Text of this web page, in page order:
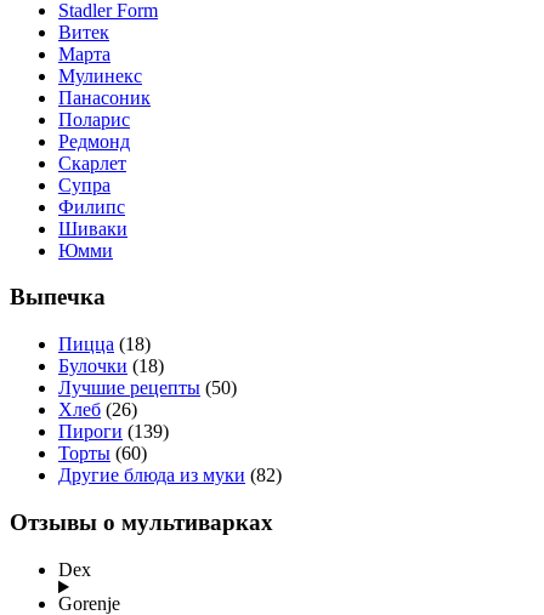
Stadler Form
Витек
Марта
Мулинекс
Панасоник
Поларис
Редмонд
Скарлет
Супра
Филипс
Шиваки
Юмми
Выпечка
Пицца (18)
Булочки (18)
Лучшие рецепты (50)
Хлеб (26)
Пироги (139)
Торты (60)
Другие блюда из муки (82)
Отзывы о мультиварках
Dex
Gorenje